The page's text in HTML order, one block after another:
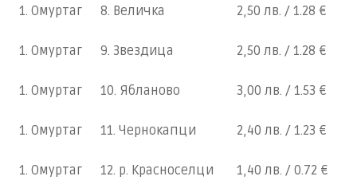
1. Омуртаг 8. Величка 2,50 лв. / 1.28 €
1. Омуртаг 9. Звездица 2,50 лв. / 1.28 €
1. Омуртаг 10. Ябланово 3,00 лв. / 1.53 €
1. Омуртаг 11. Чернокапци 2,40 лв. / 1.23 €
1. Омуртаг 12. р. Красноселци 1,40 лв. / 0.72 €